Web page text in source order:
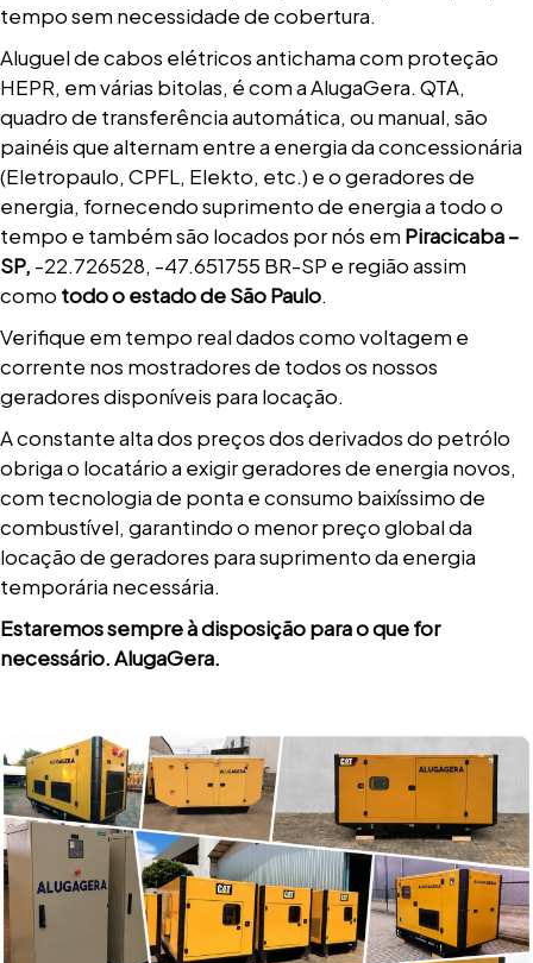
tempo sem necessidade de cobertura.
Aluguel de cabos elétricos antichama com proteção
HEPR, em várias bitolas, é com a AlugaGera. QTA,
quadro de transferência automática, ou manual, são
painéis que alternam entre a energia da concessionária
(Eletropaulo, CPFL, Elekto, etc.) e o geradores de
energia, fornecendo suprimento de energia a todo o
tempo e também são locados por nós em Piracicaba –
SP, -22.726528, -47.651755 BR-SP e região assim
como todo o estado de São Paulo.
Verifique em tempo real dados como voltagem e
corrente nos mostradores de todos os nossos
geradores disponíveis para locação.
A constante alta dos preços dos derivados do petrólo
obriga o locatário a exigir geradores de energia novos,
com tecnologia de ponta e consumo baixíssimo de
combustível, garantindo o menor preço global da
locação de geradores para suprimento da energia
temporária necessária.
Estaremos sempre à disposição para o que for
necessário. AlugaGera.